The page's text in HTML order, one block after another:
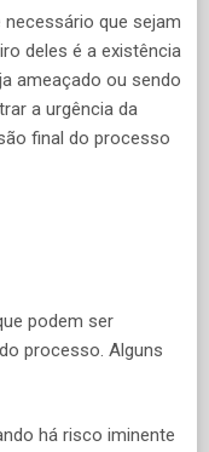
necessário que sejam
deles é a existência
ameaçado ou sendo
a urgência da
final do processo
podem ser
processo. Alguns
há risco iminente